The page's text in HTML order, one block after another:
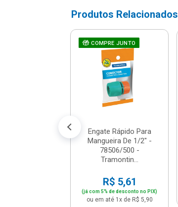
Produtos Relacionados
COMPRE JUNTO
Engate Rápido Para
Mangueira De 1/2" -
78506/500 -
Tramontin...
R$ 5,61
(já com 5% de desconto no PIX)
ou em até 1x de R$ 5,90